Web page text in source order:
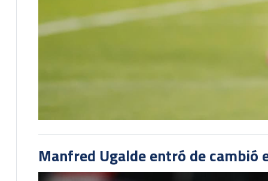
Manfred Ugalde entró de cambió